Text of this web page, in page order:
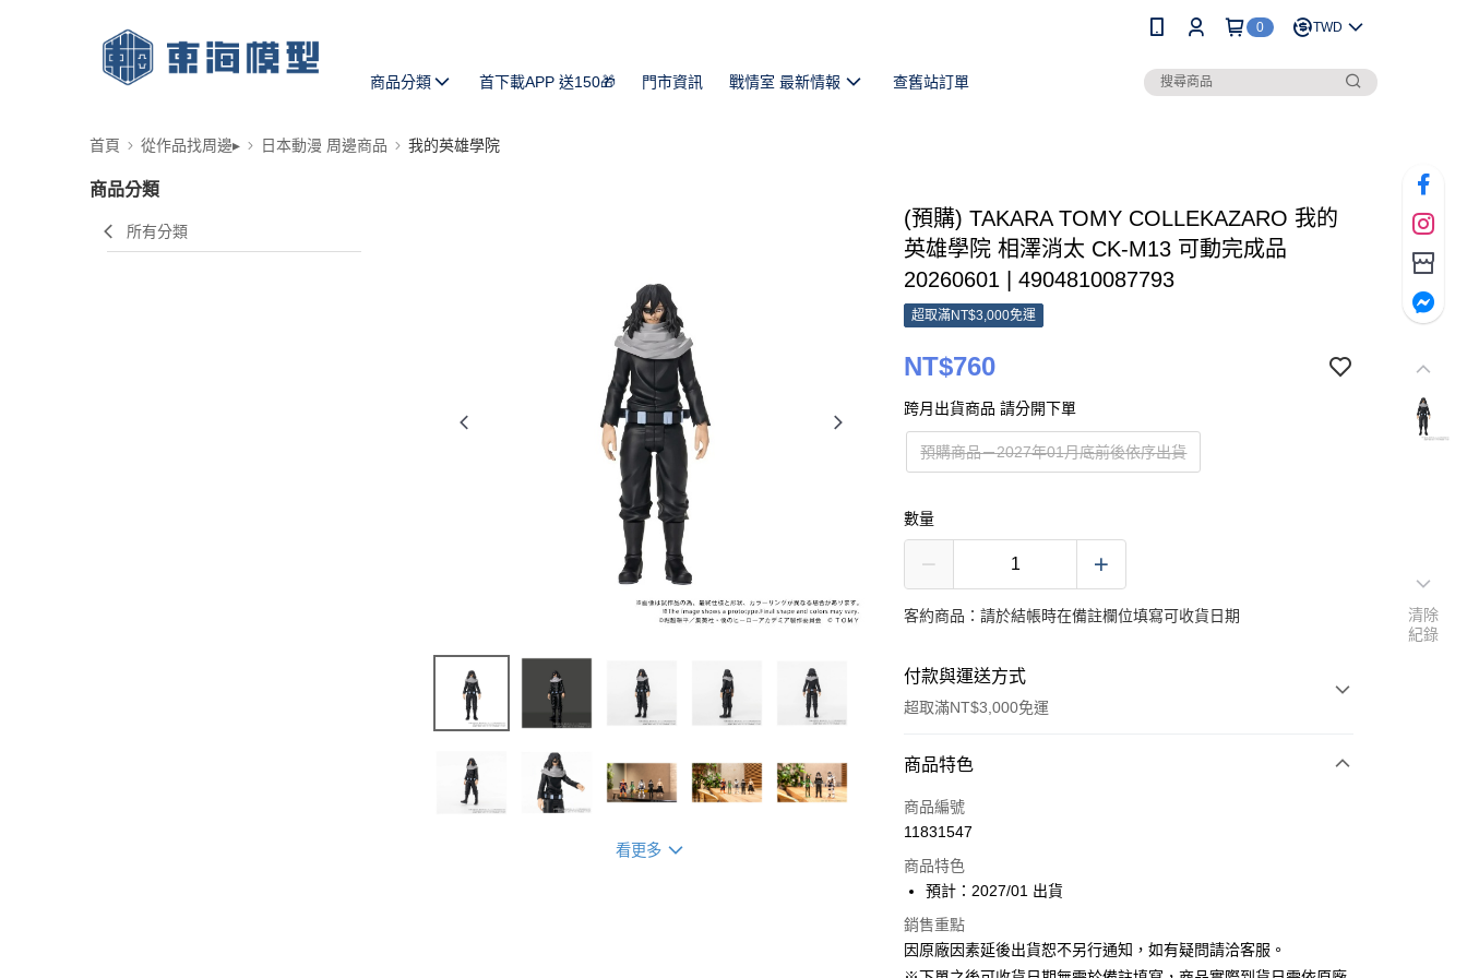
0 TWD
商品分類 首下載APP 送150🎁 門市資訊 戰情室 最新情報 查舊站訂單
首頁 從作品找周邊▸ 日本動漫 周邊商品 我的英雄學院
商品分類
所有分類
看更多
(預購) TAKARA TOMY COLLEKAZARO 我的
英雄學院 相澤消太 CK-M13 可動完成品
20260601 | 4904810087793
超取滿NT$3,000免運
NT$760
跨月出貨商品 請分開下單
預購商品－2027年01月底前後依序出貨
數量
客約商品：請於結帳時在備註欄位填寫可收貨日期
付款與運送方式
超取滿NT$3,000免運
付款方式
信用卡一次付款
Apple Pay
ATM付款
商品特色
商品編號
11831547
商品特色
預計：2027/01 出貨
銷售重點
因原廠因素延後出貨恕不另行通知，如有疑問請洽客服。
清除
紀錄